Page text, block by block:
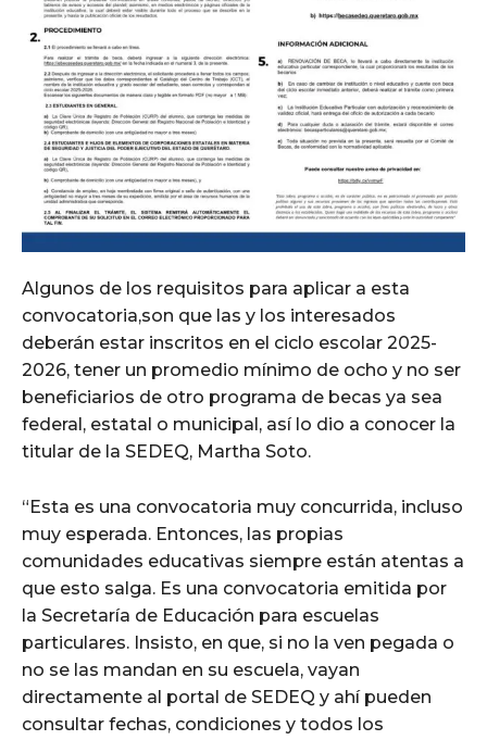
Algunos de los requisitos para aplicar a esta
convocatoria,son que las y los interesados
deberán estar inscritos en el ciclo escolar 2025-
2026, tener un promedio mínimo de ocho y no ser
beneficiarios de otro programa de becas ya sea
federal, estatal o municipal, así lo dio a conocer la
titular de la SEDEQ, Martha Soto.
“Esta es una convocatoria muy concurrida, incluso
muy esperada. Entonces, las propias
comunidades educativas siempre están atentas a
que esto salga. Es una convocatoria emitida por
la Secretaría de Educación para escuelas
particulares. Insisto, en que, si no la ven pegada o
no se las mandan en su escuela, vayan
directamente al portal de SEDEQ y ahí pueden
consultar fechas, condiciones y todos los